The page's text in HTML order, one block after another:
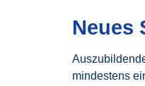
Neues
mindestens